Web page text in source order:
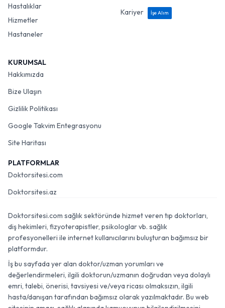
Hastalıklar
Hizmetler
Hastaneler
Kariyer
İşe Alım
KURUMSAL
Hakkımızda
Bize Ulaşın
Gizlilik Politikası
Google Takvim Entegrasyonu
Site Haritası
PLATFORMLAR
Doktorsitesi.com
Doktorsitesi.az
Doktorsitesi.com sağlık sektöründe hizmet veren tıp doktorları,
diş hekimleri, fizyoterapistler, psikologlar vb. sağlık
profesyonelleri ile internet kullanıcılarını buluşturan bağımsız bir
platformdur.
İş bu sayfada yer alan doktor/uzman yorumları ve
değerlendirmeleri, ilgili doktorun/uzmanın doğrudan veya dolaylı
emri, talebi, önerisi, tavsiyesi ve/veya ricası olmaksızın, ilgili
hasta/danışan tarafından bağımsız olarak yazılmaktadır. Bu web